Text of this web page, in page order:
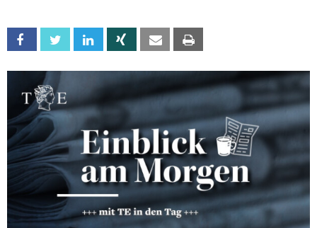
Facebook Twitter Linkedin Xing Email